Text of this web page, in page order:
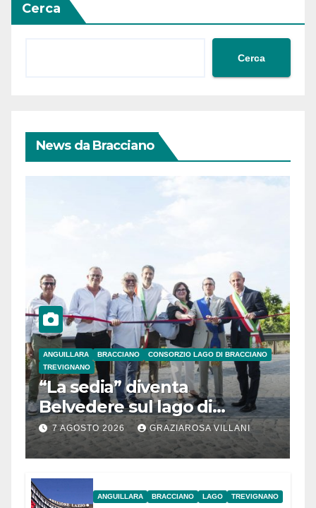
Cerca
Cerca
News da Bracciano
ANGUILLARA BRACCIANO
CONSORZIO LAGO DI BRACCIANO
TREVIGNANO
“La sedia” diventa
Belvedere sul lago di
Bracciano: ieri
l’inaugurazione
7 AGOSTO 2026 GRAZIAROSA VILLANI
ANGUILLARA BRACCIANO LAGO TREVIGNANO